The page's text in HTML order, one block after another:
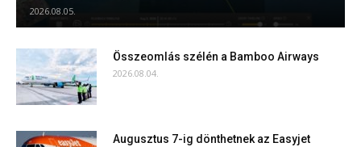
2026.08.05.
Összeomlás szélén a Bamboo Airways
2026.08.04.
Augusztus 7-ig dönthetnek az Easyjet